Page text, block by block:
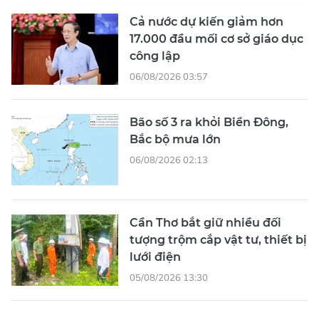
Cả nước dự kiến giảm hơn
17.000 đầu mối cơ sở giáo dục
công lập
06/08/2026 03:57
Bão số 3 ra khỏi Biển Đông,
Bắc bộ mưa lớn
06/08/2026 02:13
Cần Thơ bắt giữ nhiều đối
tượng trộm cắp vật tư, thiết bị
lưới điện
05/08/2026 13:30